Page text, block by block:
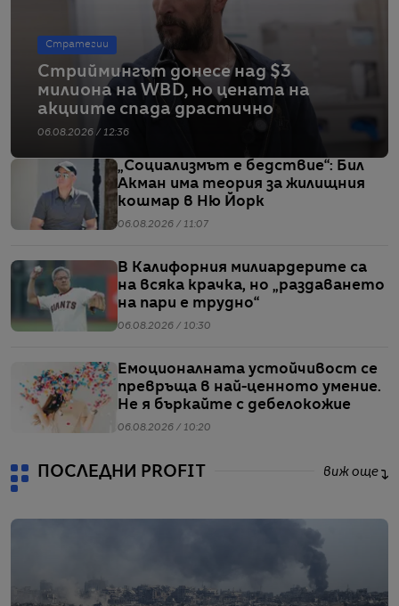
Стратегии
Стриймингът донесе над $3
милиона на WBD, но цената на
акциите спада драстично
06.08.2026 / 12:36
„Социализмът е бедствие“: Бил
Акман има теория за жилищния
кошмар в Ню Йорк
06.08.2026 / 11:07
В Калифорния милиардерите са
на всяка крачка, но „раздаването
на пари е трудно“
06.08.2026 / 10:30
Емоционалната устойчивост се
превръща в най-ценното умение.
Не я бъркайте с дебелокожие
06.08.2026 / 10:20
ПОСЛЕДНИ PROFIT виж още